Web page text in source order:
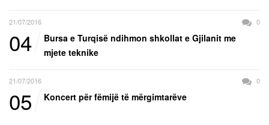
21/07/2016 0
04
Bursa e Turqisë ndihmon shkollat e Gjilanit me
mjete teknike
21/07/2016 0
05 Koncert për fëmijë të mërgimtarëve